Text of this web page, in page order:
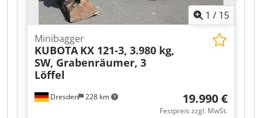
1 / 15
Dresden 228 km
Minibagger
KUBOTA KX 121-3, 3.980 kg,
SW, Grabenräumer, 3
Löffel
19.990 €
Festpreis zzgl. MwSt.